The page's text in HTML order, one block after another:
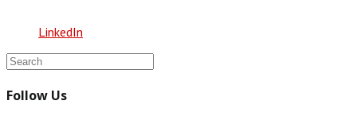
LinkedIn
Follow Us